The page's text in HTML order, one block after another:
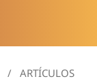
/ ARTÍCULOS